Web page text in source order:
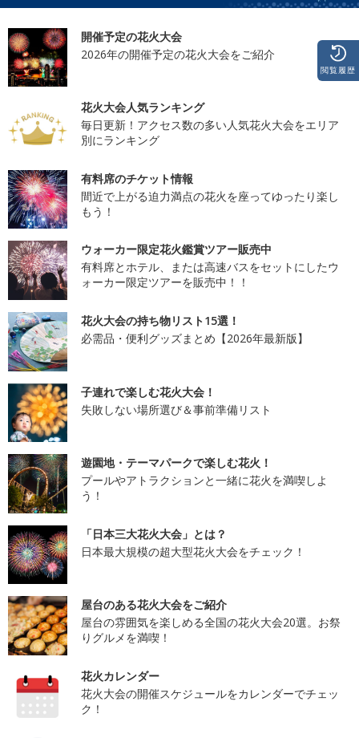
開催予定の花火大会
2026年の開催予定の花火大会をご紹介
花火大会人気ランキング
毎日更新！アクセス数の多い人気花火大会をエリア
別にランキング
有料席のチケット情報
間近で上がる迫力満点の花火を座ってゆったり楽し
もう！
ウォーカー限定花火鑑賞ツアー販売中
有料席とホテル、または高速バスをセットにしたウ
ォーカー限定ツアーを販売中！！
花火大会の持ち物リスト15選！
必需品・便利グッズまとめ【2026年最新版】
子連れで楽しむ花火大会！
失敗しない場所選び＆事前準備リスト
遊園地・テーマパークで楽しむ花火！
プールやアトラクションと一緒に花火を満喫しよ
う！
「日本三大花火大会」とは？
日本最大規模の超大型花火大会をチェック！
屋台のある花火大会をご紹介
屋台の雰囲気を楽しめる全国の花火大会20選。お祭
りグルメを満喫！
花火カレンダー
花火大会の開催スケジュールをカレンダーでチェッ
ク！
閲覧履歴